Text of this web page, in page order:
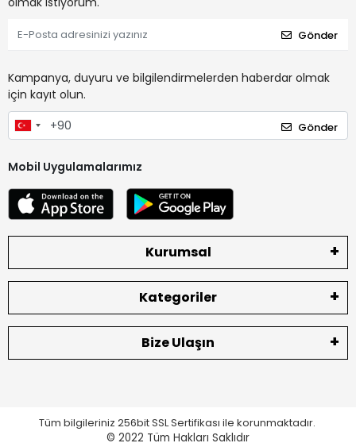
Gönder
Kampanya, duyuru ve bilgilendirmelerden haberdar olmak
için kayıt olun.
Gönder
Mobil Uygulamalarımız
Kurumsal
Kategoriler
Bize Ulaşın
Tüm bilgileriniz 256bit SSL Sertifikası ile korunmaktadır.
© 2022 Tüm Hakları Saklıdır